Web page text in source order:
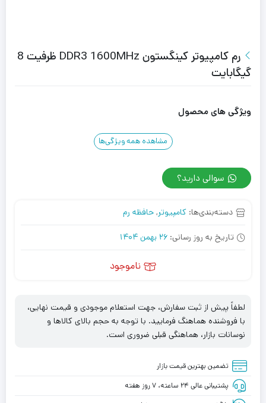
رم کامپیوتر کینگستون DDR3 1600MHz ظرفیت 8
گیگابایت
ویژگی های محصول
مشاهده همه ویژگی‌ها
سوالی دارید؟
دسته‌بندی‌ها: کامپیوتر, حافظه رم
تاریخ به روز رسانی: 26 بهمن 1404
ناموجود
لطفاً پیش از ثبت سفارش، جهت استعلام موجودی و قیمت نهایی،
با فروشنده هماهنگ فرمایید. با توجه به حجم بالای کالاها و
نوسانات بازار، هماهنگی قبلی ضروری است.
تضمین بهترین قیمت بازار
پشتیبانی عالی ۲۴ ساعته، ۷ روز هفته